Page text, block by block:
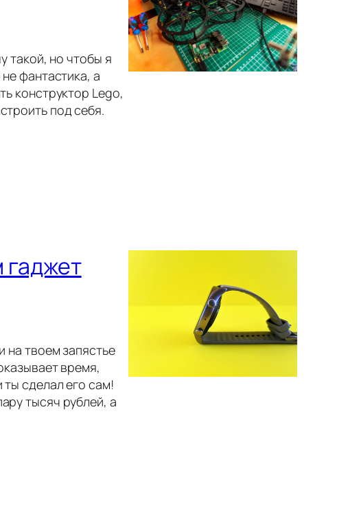
такой, но чтобы я
фантастика, а
конструктор Lego,
под себя.
на твоем запястье
время,
сделал его сам!
тысяч рублей, а